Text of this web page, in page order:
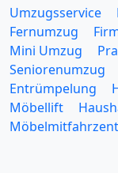
Umzugsservice
Fernumzug
Mini Umzug
Seniorenumzug
Entrümpelung
Möbellift